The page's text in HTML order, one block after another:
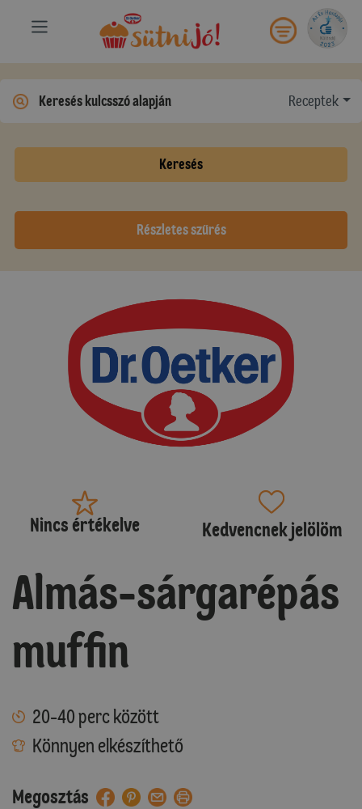
Receptek
Keresés
Részletes szűrés
Nincs értékelve Kedvencnek jelölöm
Almás-sárgarépás
muffin
20-40 perc között
Könnyen elkészíthető
Megosztás